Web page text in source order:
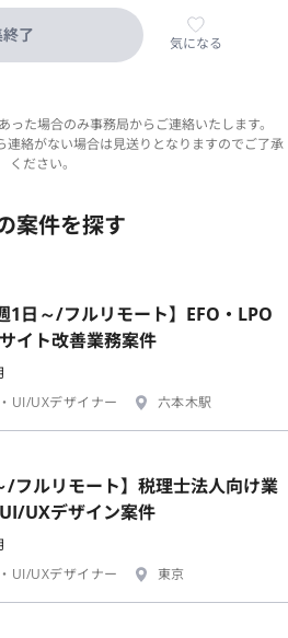
了 気になる
た場合のみ事務局からご連絡いたします。
連絡がない場合は見送りとなりますのでご了承
ください。
案件を探す
1日～/フルリモート】EFO・LPO
イト改善業務案件
UI/UXデザイナー
六本木駅
/フルリモート】税理士法人向け業
UXデザイン案件
UI/UXデザイナー
東京